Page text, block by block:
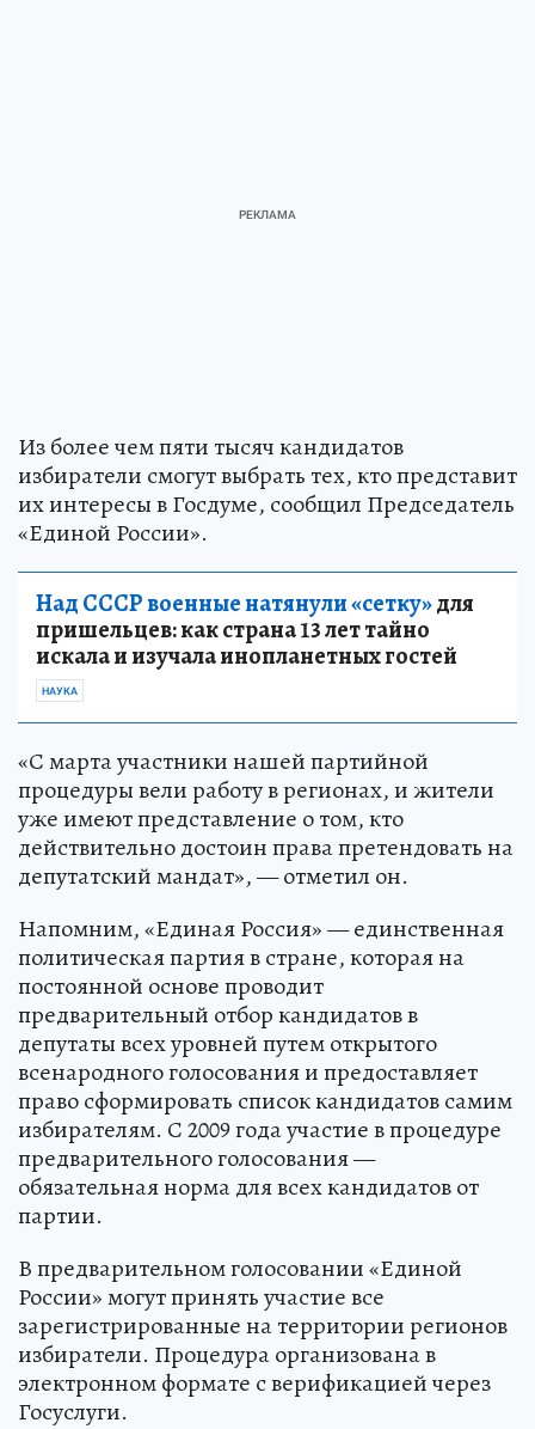
Из более чем пяти тысяч кандидатов
избиратели смогут выбрать тех, кто представит
их интересы в Госдуме, сообщил Председатель
«Единой России».
Над СССР военные натянули «сетку»для
пришельцев: как страна 13 лет тайно
искала и изучала инопланетных гостей
НАУКА
«С марта участники нашей партийной
процедуры вели работу в регионах, и жители
уже имеют представление о том, кто
действительно достоин права претендовать на
депутатский мандат», — отметил он.
Напомним, «Единая Россия» — единственная
политическая партия в стране, которая на
постоянной основе проводит
предварительный отбор кандидатов в
депутаты всех уровней путем открытого
всенародного голосования и предоставляет
право сформировать список кандидатов самим
избирателям. С 2009 года участие в процедуре
предварительного голосования —
обязательная норма для всех кандидатов от
партии.
В предварительном голосовании «Единой
России» могут принять участие все
зарегистрированные на территории регионов
избиратели. Процедура организована в
электронном формате с верификацией через
Госуслуги.